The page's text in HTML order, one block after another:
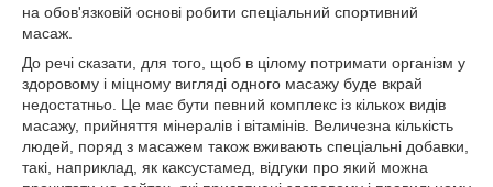
на обов'язковій основі робити спеціальний спортивний
масаж.
До речі сказати, для того, щоб в цілому потримати організм у
здоровому і міцному вигляді одного масажу буде вкрай
недостатньо. Це має бути певний комплекс із кількох видів
масажу, прийняття мінералів і вітамінів. Величезна кількість
людей, поряд з масажем також вживають спеціальні добавки,
такі, наприклад, як каксустамед, відгуки про який можна